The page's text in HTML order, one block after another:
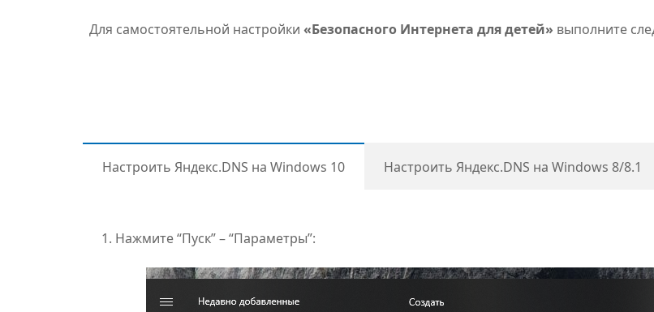
Для самостоятельной настройки «Безопасного Интернета для детей» выполните
Настроить Яндекс.DNS на Windows 10 Настроить Яндекс.DNS на Windows 8/8.1
Нажмите “Пуск” – “Параметры”: